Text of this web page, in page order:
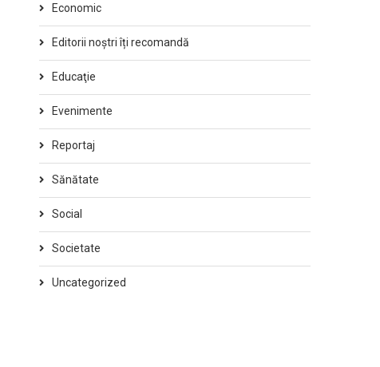
Economic
Editorii noștri îți recomandă
Educaţie
Evenimente
Reportaj
Sănătate
Social
Societate
Uncategorized